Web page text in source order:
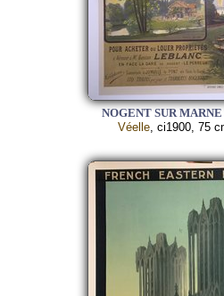
NOGENT SUR
Véelle, ci1900, 75